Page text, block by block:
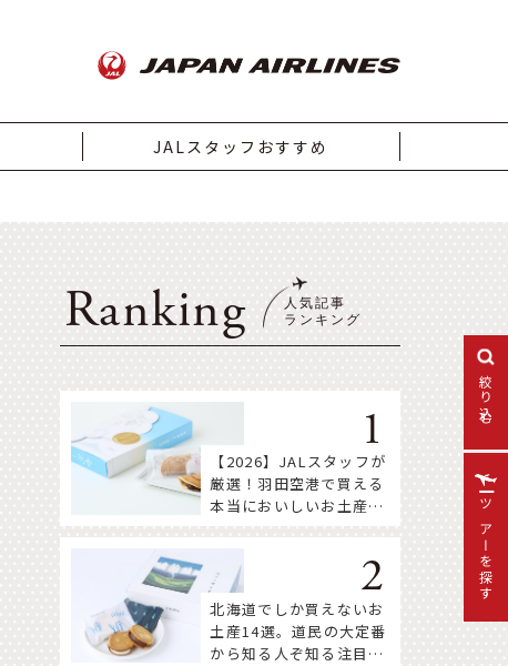
絞り込む
JALスタッフおすすめ
Ranking
【2026】JALスタッフが
厳選！羽田空港で買える
本当においしいお土産18
北海道でしか買えないお
土産14選。道民の大定番
から知る人ぞ知る注目株
ツアーを探す